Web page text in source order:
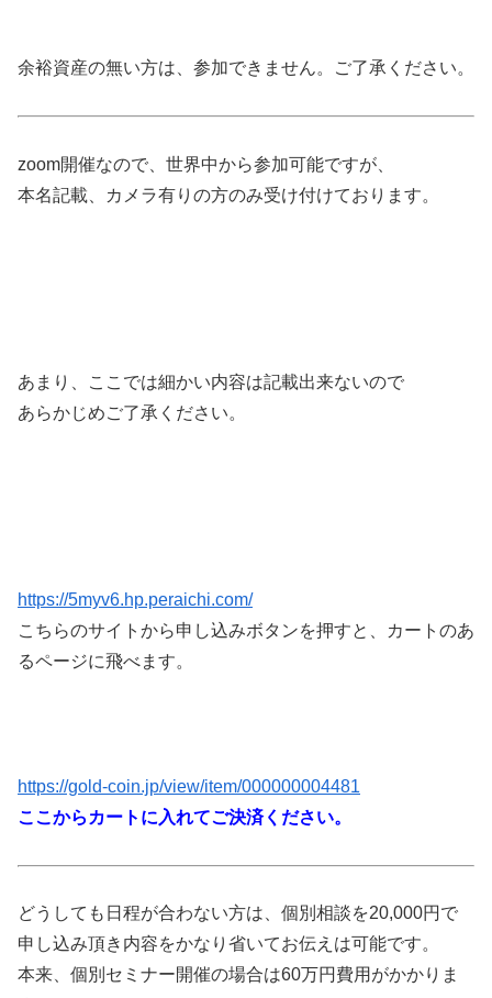
余裕資産の無い方は、参加できません。ご了承ください。
zoom開催なので、世界中から参加可能ですが、
本名記載、カメラ有りの方のみ受け付けております。
あまり、ここでは細かい内容は記載出来ないので
あらかじめご了承ください。
https://5myv6.hp.peraichi.com/
こちらのサイトから申し込みボタンを押すと、カートのあ
るページに飛べます。
https://gold-coin.jp/view/item/000000004481
ここからカートに入れてご決済ください。
どうしても日程が合わない方は、個別相談を20,000円で
申し込み頂き内容をかなり省いてお伝えは可能です。
本来、個別セミナー開催の場合は60万円費用がかかりま